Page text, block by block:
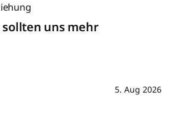
uns mehr
5. Aug 2026